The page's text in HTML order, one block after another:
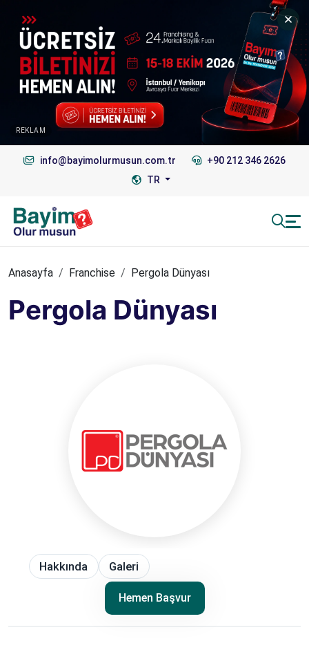
REKLAM
info@bayimolurmusun.com.tr
+90 212 346 2626
TR
Anasayfa Franchise Pergola Dünyası
Pergola Dünyası
Hakkında Galeri
Hemen Başvur